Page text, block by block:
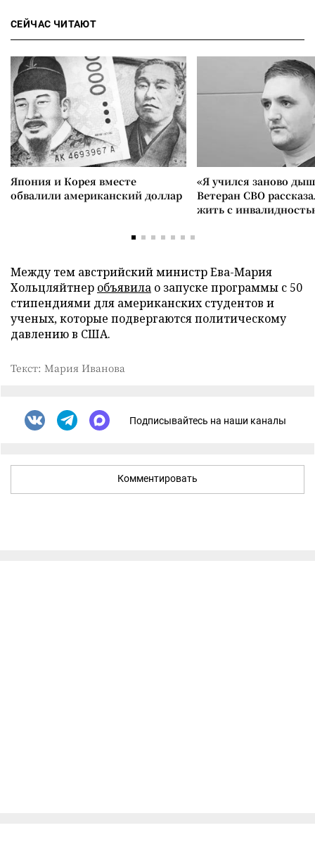
СЕЙЧАС ЧИТАЮТ
Япония и Корея вместе
обвалили американский доллар
«Я учился заново
Ветеран СВО
жить с
Между тем австрийский министр Ева-Мария
Хольцляйтнер объявила о запуске программы с 50
стипендиями для американских студентов и
ученых, которые подвергаются политическому
давлению в США.
Текст: Мария Иванова
Подписывайтесь на наши каналы
Комментировать